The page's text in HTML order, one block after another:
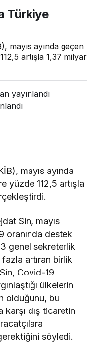
Türkiye
mayıs ayında geçen
artışla 1,37 milyar
yayınlandı
mayıs ayında
yüzde 112,5 artışla
Sin, mayıs
oranında destek
genel sekreterlik
fazla artıran birlik
Covid-19
ülkelerin
olduğunu, bu
karşı dış ticaretin
söyledi.